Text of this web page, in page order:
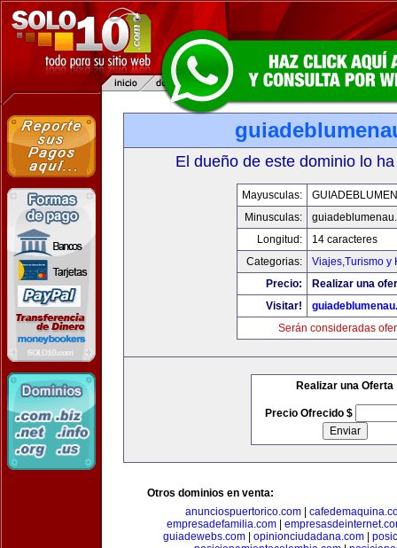
El dueño de este dominio lo
Mayusculas:
Minusculas:
Longitud:
14 caracteres
Categorias:
Viajes,Turismo y
Precio:
Realizar una
Visitar!
Serán consideradas
Realizar una Oferta
Precio Ofrecido $
Otros dominios en venta:
anunciospuertorico.com|
empresadefamilia.com
guiadewebs.com
opinionciudadana.com